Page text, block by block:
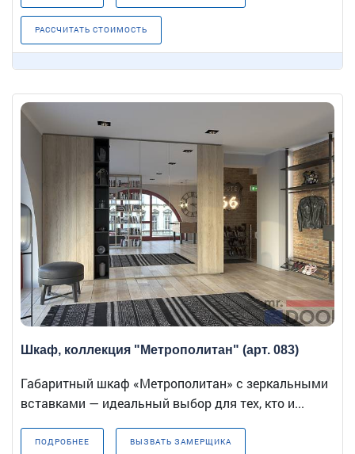
РАССЧИТАТЬ СТОИМОСТЬ
Шкаф, коллекция "Метрополитан" (арт. 083)
Габаритный шкаф «Метрополитан» с зеркальными
вставками — идеальный выбор для тех, кто и...
ПОДРОБНЕЕ ВЫЗВАТЬ ЗАМЕРЩИКА